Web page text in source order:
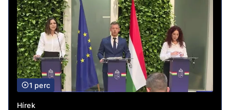
1 perc
Hírek